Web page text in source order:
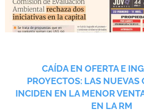
CAÍDA EN OFERTA E
PROYECTOS: LAS NUEVAS
INCIDEN EN LA MENOR
EN LA RM